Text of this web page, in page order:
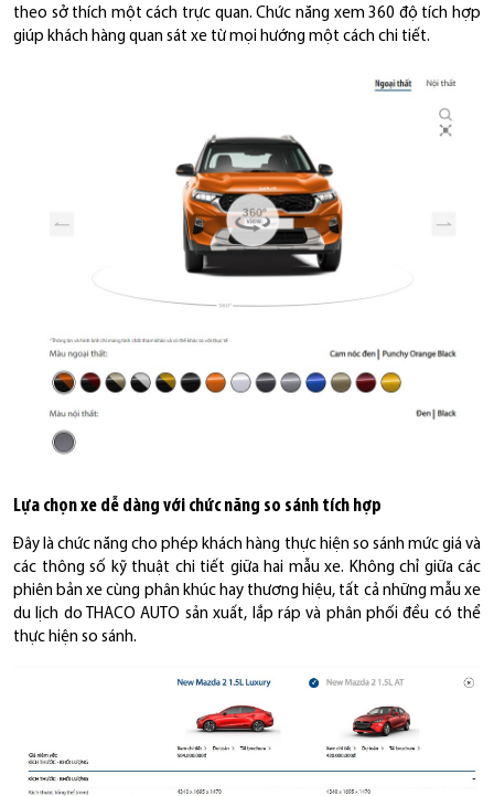
theo sở thích một cách trực quan. Chức năng xem 360 độ tích hợp
giúp khách hàng quan sát xe từ mọi hướng một cách chi tiết.
Lựa chọn xe dễ dàng với chức năng so sánh tích hợp
Đây là chức năng cho phép khách hàng thực hiện so sánh mức giá và
các thông số kỹ thuật chi tiết giữa hai mẫu xe. Không chỉ giữa các
phiên bản xe cùng phân khúc hay thương hiệu, tất cả những mẫu xe
du lịch do THACO AUTO sản xuất, lắp ráp và phân phối đều có thể
thực hiện so sánh.